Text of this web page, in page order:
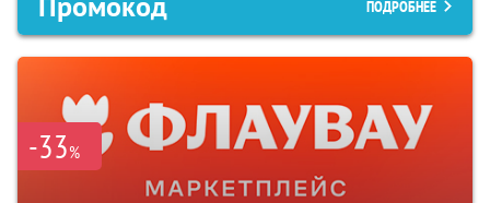
ПОДРОБНЕЕ
-33%